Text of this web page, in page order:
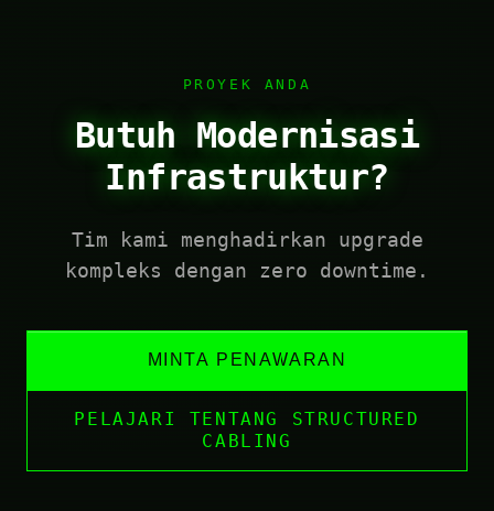
PROYEK ANDA
Butuh Modernisasi
Infrastruktur?
Tim kami menghadirkan upgrade
kompleks dengan zero downtime.
MINTA PENAWARAN
PELAJARI TENTANG STRUCTURED
CABLING